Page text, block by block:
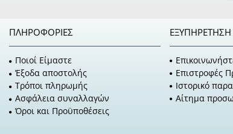
ΠΛΗΡΟΦΟΡΊΕΣ
Ποιοί Είμαστε
Έξοδα αποστολής
Τρόποι πληρωμής
Ασφάλεια συναλλαγών
Όροι και Προϋποθέσεις
Επιστροφές
Ιστορικό
Αίτημα